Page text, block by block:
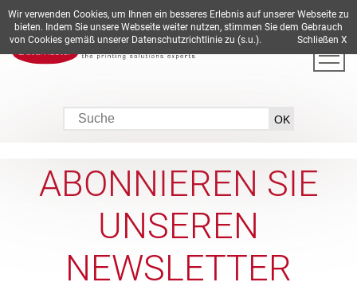
DE EN ES FR IT
ABONNIEREN SIE
UNSEREN
NEWSLETTER
Wir verwenden Cookies, um Ihnen ein besseres Erlebnis auf unserer Webseite zu
bieten. Indem Sie unsere Webseite weiter nutzen, stimmen Sie dem Gebrauch
von Cookies gemäß unserer Datenschutzrichtlinie zu (s.u.). Schließen X